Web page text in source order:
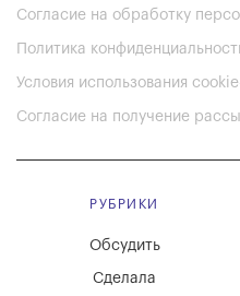
Согласие на обработку
Политика
Условия использования
Согласие на получение
РУБРИКИ
Обсудить
Сделала